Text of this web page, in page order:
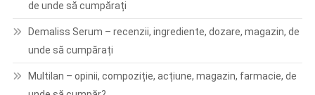
de unde să cumpărați
Demaliss Serum – recenzii, ingrediente, dozare, magazin, de
unde să cumpărați
Multilan – opinii, compoziție, acțiune, magazin, farmacie, de